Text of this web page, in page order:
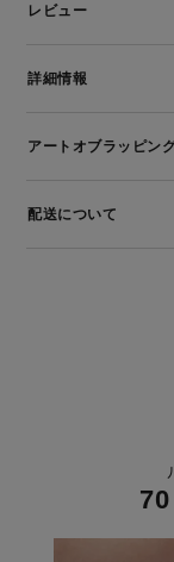
レビュー
詳細情報
アートオブラッピン
配送について